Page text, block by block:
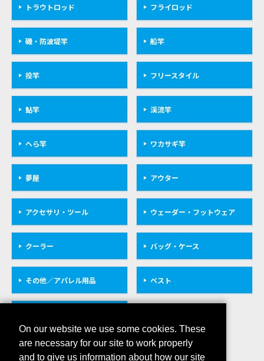
トラウトロッド フライロッド
磯・防波堤竿 船竿
投竿 フリースタイル
鮎竿 渓流竿
へら竿 ワカサギ竿
夢屋 アウター
アクセサリ・ツール ウェーダー・フットウェア
クーラー バッグ・ケース
その他／アパレル用品 ベスト
On our website we use some cookies. These
are necessary for our site to work properly
and to give us information about how our site